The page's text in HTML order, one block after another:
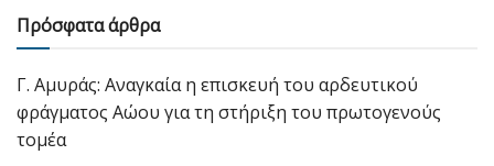
Πρόσφατα άρθρα
Γ. Αμυράς: Αναγκαία η επισκευή του αρδευτικού
φράγματος Αώου για τη στήριξη του πρωτογενούς
τομέα